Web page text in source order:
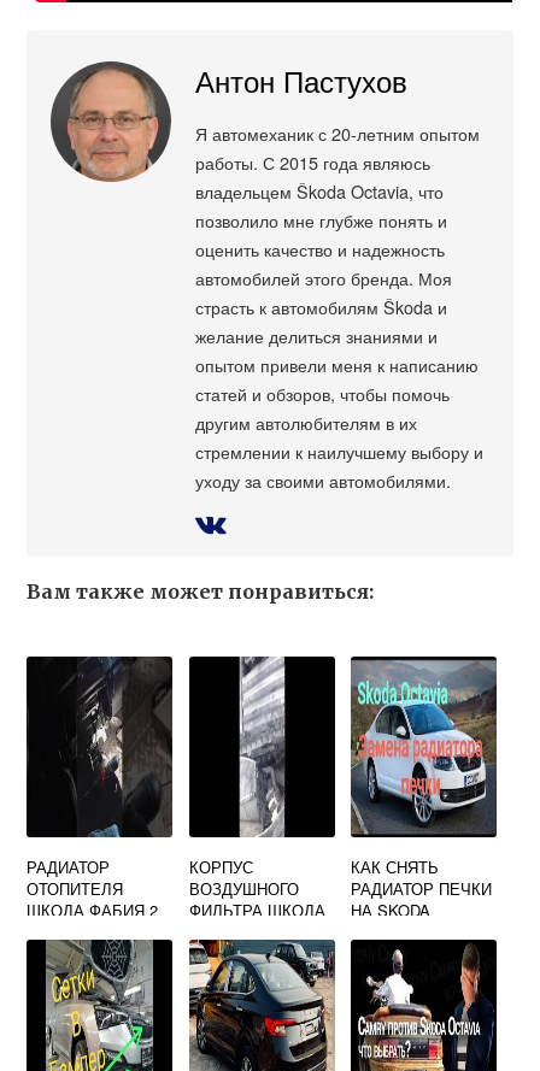
Антон Пастухов
Я автомеханик с 20-летним опытом
работы. С 2015 года являюсь
владельцем Škoda Octavia, что
позволило мне глубже понять и
оценить качество и надежность
автомобилей этого бренда. Моя
страсть к автомобилям Škoda и
желание делиться знаниями и
опытом привели меня к написанию
статей и обзоров, чтобы помочь
другим автолюбителям в их
стремлении к наилучшему выбору и
уходу за своими автомобилями.
Вам также может понравиться:
РАДИАТОР
ОТОПИТЕЛЯ
ШКОДА ФАБИЯ 2
КОРПУС
ВОЗДУШНОГО
ФИЛЬТРА ШКОДА
КАК СНЯТЬ
РАДИАТОР ПЕЧКИ
НА SKODA